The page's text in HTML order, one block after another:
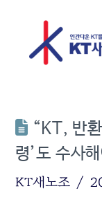
“KT, 반
령’도 수사
KT새노조